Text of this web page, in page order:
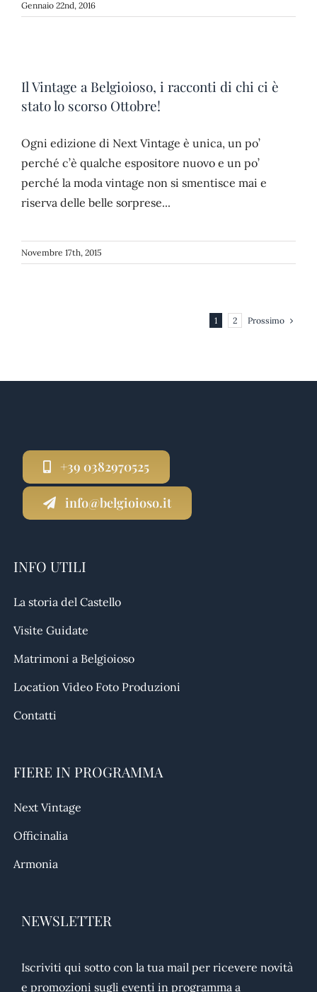
Gennaio 22nd, 2016
Il Vintage a Belgioioso, i racconti di chi ci è
stato lo scorso Ottobre!
Ogni edizione di Next Vintage è unica, un po’
perché c’è qualche espositore nuovo e un po’
perché la moda vintage non si smentisce mai e
riserva delle belle sorprese...
Novembre 17th, 2015
1 2 Prossimo
+39 0382970525
info@belgioioso.it
INFO UTILI
La storia del Castello
Visite Guidate
Matrimoni a Belgioioso
Location Video Foto Produzioni
Contatti
FIERE IN PROGRAMMA
Next Vintage
Officinalia
Armonia
NEWSLETTER
Iscriviti qui sotto con la tua mail per ricevere novità
e promozioni sugli eventi in programma a